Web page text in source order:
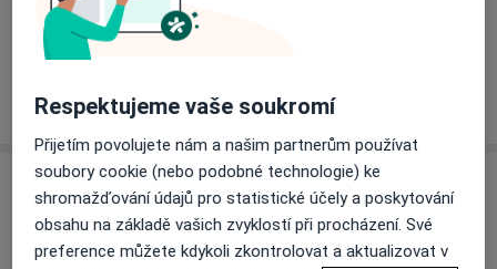
Informace o službách a cenách nejsou k dispozici
Tento specialista ještě nepřidával žádné informace o
Adresa
Fakultní nemocnice Ostrava
17. listopadu 1790/5, Ostrava
Respektujeme vaše soukromí
Přijetím povolujete nám a našim partnerům používat
soubory cookie (nebo podobné technologie) ke
shromažďování údajů pro statistické účely a poskytování
obsahu na základě vašich zvyklostí při procházení. Své
preference můžete kdykoli zkontrolovat a aktualizovat v